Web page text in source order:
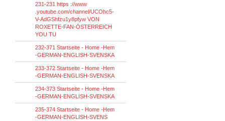
231-231 https ://www
.youtube.com/channel/UCOhc5-
V-AdGShfzu1y8pfyw VON
ROXETTE-FAN-ÖSTERREICH
YOU TU
232-371 Startseite - Home -Hem
-GERMAN-ENGLISH-SVENSKA
233-372 Startseite - Home -Hem
-GERMAN-ENGLISH-SVENSKA
234-373 Startseite - Home -Hem
-GERMAN-ENGLISH-SVENSKA
235-374 Startseite - Home -Hem
-GERMAN-ENGLISH-SVENS